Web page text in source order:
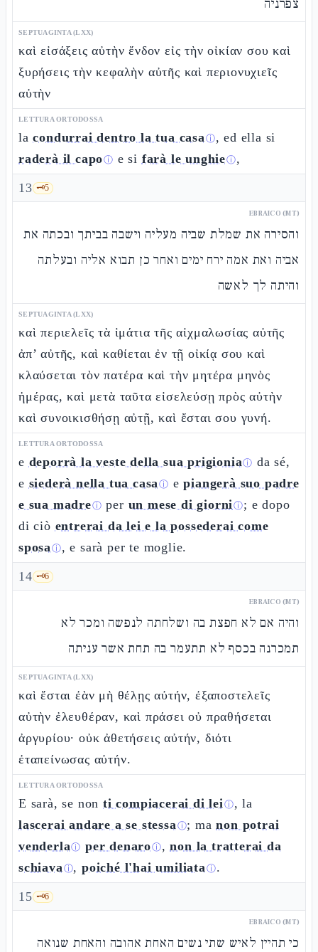
צפרניה
SEPTUAGINTA (LXX)
καὶ εἰσάξεις αὐτὴν ἔνδον εἰς τὴν οἰκίαν σου καὶ
ξυρήσεις τὴν κεφαλὴν αὐτῆς καὶ περιονυχιεῖς
αὐτὴν
LETTURA ORTODOSSA
lacondurrai dentro la tua casaⓘ, ed ella si
raderà il capoⓘ e si farà le unghieⓘ,
13 🗝️5
EBRAICO (MT)
והסירה את שמלת שביה מעליה וישבה בביתך ובכתה את
אביה ואת אמה ירח ימים ואחר כן תבוא אליה ובעלתה
והיתה לך לאשה
SEPTUAGINTA (LXX)
καὶ περιελεῖς τὰ ἱμάτια τῆς αἰχμαλωσίας αὐτῆς
ἀπ’ αὐτῆς, καὶ καθίεται ἐν τῇ οἰκίᾳ σου καὶ
κλαύσεται τὸν πατέρα καὶ τὴν μητέρα μηνὸς
ἡμέρας, καὶ μετὰ ταῦτα εἰσελεύσῃ πρὸς αὐτὴν
καὶ συνοικισθήσῃ αὐτῇ, καὶ ἔσται σου γυνή.
LETTURA ORTODOSSA
e deporrà la veste della sua prigioniaⓘ da sé,
e siederà nella tua casaⓘ epiangerà suo padre
e sua madreⓘ per un mese di giorniⓘ; e dopo
di ciò entrerai da lei e la possederai come
sposaⓘ, e sarà per te moglie.
14 🗝️6
EBRAICO (MT)
והיה אם לא חפצת בה ושלחתה לנפשה ומכר לא
תמכרנה בכסף לא תתעמר בה תחת אשר עניתה
SEPTUAGINTA (LXX)
καὶ ἔσται ἐὰν μὴ θέλῃς αὐτήν, ἐξαποστελεῖς
αὐτὴν ἐλευθέραν, καὶ πράσει οὐ πραθήσεται
ἀργυρίου· οὐκ ἀθετήσεις αὐτήν, διότι
ἐταπείνωσας αὐτήν.
LETTURA ORTODOSSA
E sarà, se non ti compiacerai di leiⓘ, la
lascerai andare a se stessaⓘ; manon potrai
venderlaⓘ per denaroⓘ,non la tratterai da
schiavaⓘ,poiché l'hai umiliataⓘ.
15 🗝️6
EBRAICO (MT)
כי תהיין לאיש שתי נשים האחת אהובה והאחת שנואה